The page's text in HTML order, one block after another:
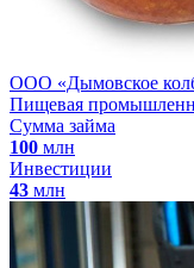
ООО «Дымовское
Пищевая
Сумма займа
100 млн
Инвестиции
43 млн